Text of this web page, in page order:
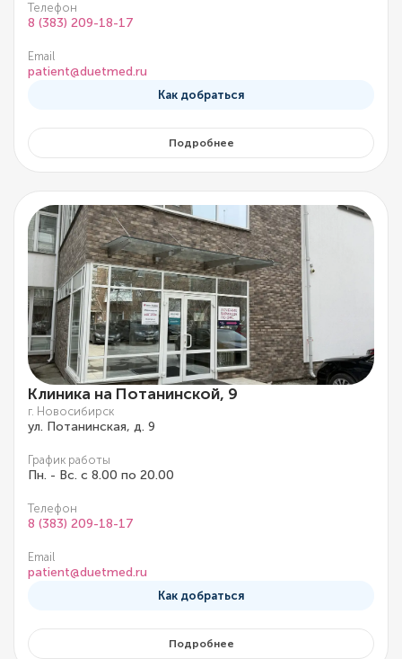
Телефон
8 (383) 209-18-17
Email
patient@duetmed.ru
Как добраться
Подробнее
Клиника на Потанинской, 9
г. Новосибирск
ул. Потанинская, д. 9
График работы
Пн. - Вс. с 8.00 по 20.00
Телефон
8 (383) 209-18-17
Email
patient@duetmed.ru
Как добраться
Подробнее